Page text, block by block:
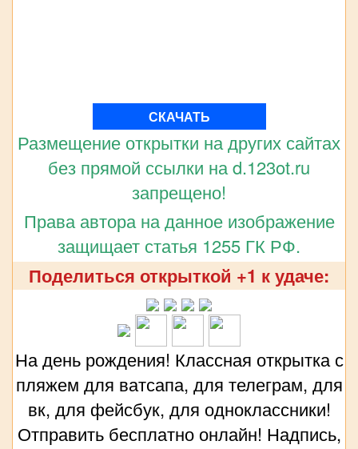
СКАЧАТЬ
Размещение открытки на других сайтах
без прямой ссылки на d.123ot.ru
запрещено!
Права автора на данное изображение
защищает статья 1255 ГК РФ.
Поделиться открыткой +1 к удаче:
На день рождения! Классная открытка с
пляжем для ватсапа, для телеграм, для
вк, для фейсбук, для одноклассники!
Отправить бесплатно онлайн! Надпись,